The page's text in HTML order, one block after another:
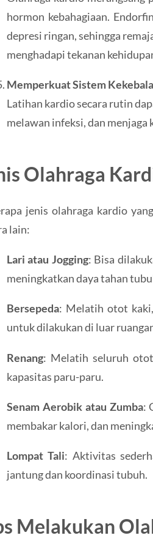
hormon kebahagiaan.
depresi ringan, sehingga
menghadapi tekanan
Memperkuat Sistem
Latihan kardio secara rutin
melawan infeksi, dan menjaga
Olahraga
jenis olahraga kardio
lain:
Lari atau Jogging: Bisa
meningkatkan daya tahan
Bersepeda: Melatih otot kaki,
untuk dilakukan di luar
Renang: Melatih seluruh
kapasitas paru-paru.
Senam Aerobik atau Zumba:
membakar kalori, dan
Lompat Tali: Aktivitas
jantung dan koordinasi tubuh.
Melakukan